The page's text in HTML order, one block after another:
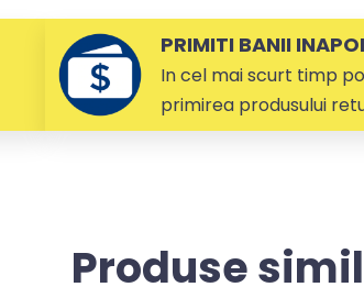
PRIMITI BANII INAPOI
In cel mai scurt timp
primirea produsului
Produse